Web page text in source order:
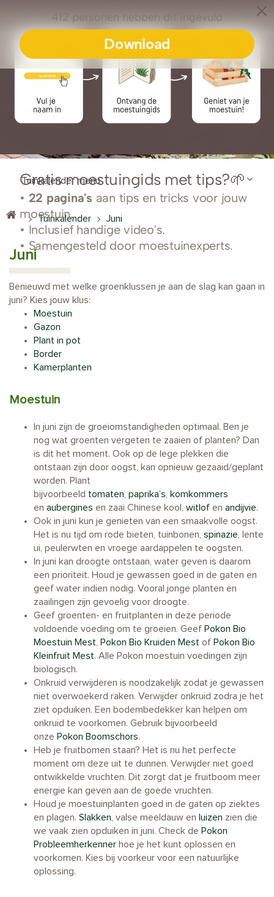
0
Tuinkalender menu
Tuinkalender Juni
Juni
Benieuwd met welke groenklussen je aan de slag kan gaan in
juni? Kies jouw klus:
Moestuin
Gazon
Plant in pot
Border
Kamerplanten
Moestuin
In juni zijn de groeiomstandigheden optimaal. Ben je
nog wat groenten vergeten te zaaien of planten? Dan
is dit het moment. Ook op de lege plekken die
ontstaan zijn door oogst, kan opnieuw gezaaid/geplant
worden. Plant
bijvoorbeeld tomaten paprika’s
komkommers
en aubergines en zaai Chinese kool, witlof en andijvie.
Ook in juni kun je genieten van een smaakvolle oogst.
Het is nu tijd om rode bieten, tuinbonen, spinazie , lente
ui, peulerwten en vroege aardappelen te oogsten.
In juni kan droogte ontstaan, water geven is daarom
een prioriteit. Houd je gewassen goed in de gaten en
geef water indien nodig. Vooral jonge planten en
zaailingen zijn gevoelig voor droogte.
Geef groenten- en fruitplanten in deze periode
voldoende voeding om te groeien. Geef Pokon Bio
Moestuin Mest
Pokon Bio Kruiden Mest of Pokon Bio
Kleinfruit Mest. Alle Pokon moestuin voedingen zijn
biologisch.
Onkruid verwijderen is noodzakelijk zodat je gewassen
niet overwoekerd raken. Verwijder onkruid zodra je het
ziet opduiken. Een bodembedekker kan helpen om
onkruid te voorkomen. Gebruik bijvoorbeeld
onze Pokon Boomschors.
Heb je fruitbomen staan? Het is nu het perfecte
moment om deze uit te dunnen. Verwijder niet goed
ontwikkelde vruchten. Dit zorgt dat je fruitboom meer
energie kan geven aan de goede vruchten.
Houd je moestuinplanten goed in de gaten op ziektes
en plagen. Slakken , valse meeldauw en luizen zien die
we vaak zien opduiken in juni. Check de Pokon
Probleemherkenner hoe je het kunt oplossen en
voorkomen. Kies bij voorkeur voor een natuurlijke
oplossing.